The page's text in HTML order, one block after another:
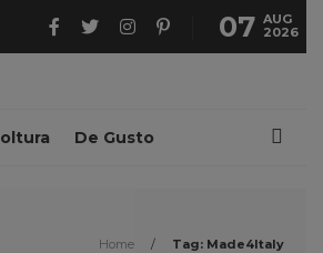
07 AUG
2026
De Gusto
Home / Tag: Made4Italy